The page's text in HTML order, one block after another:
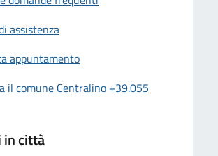
assistenza
appuntamento
il comune Centralino +39.055
in città